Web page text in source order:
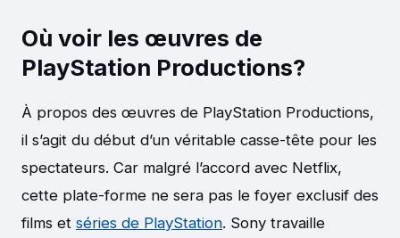
Où voir les œuvres de
PlayStation Productions?
À propos des œuvres de PlayStation Productions,
il s’agit du début d’un véritable casse-tête pour les
spectateurs. Car malgré l’accord avec Netflix,
cette plate-forme ne sera pas le foyer exclusif des
films et séries de PlayStation. Sony travaille